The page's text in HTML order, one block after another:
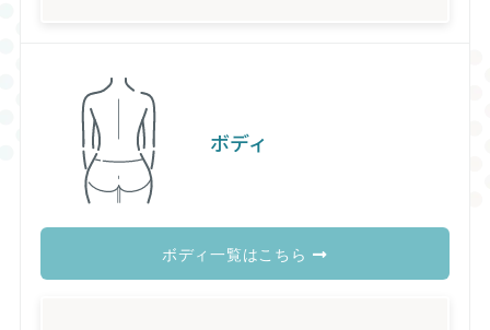
ボディ
ボディ一覧はこちら